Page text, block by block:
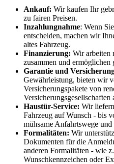
Ankauf: Wir kaufen Ihr
zu fairen Preisen.
Inzahlungnahme: Wenn
entscheiden, machen wir
altes Fahrzeug.
Finanzierung: Wir arbeiten
zusammen und
Garantie und
Gewährleistung, bieten wir
Versicherungspakete von
Versicherungsgesellschaften
Haustür-Service: Wir
Fahrzeug auf Wunsch - bis
mühsame Anfahrtswege
Formalitäten: Wir
Dokumenten für die
anderen Formalitäten - wie
Wunschkennzeichen oder